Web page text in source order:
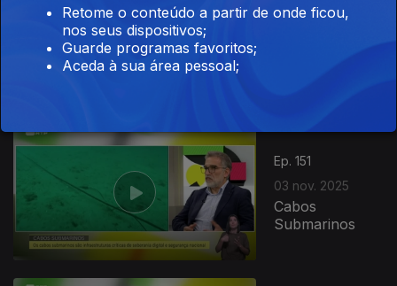
04 nov. 2025
Ep. 151
03 nov. 2025
Cabos
Submarinos
885933
Retome o conteúdo a partir de onde ficou,
nos seus dispositivos;
Guarde programas favoritos;
Aceda à sua área pessoal;